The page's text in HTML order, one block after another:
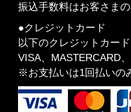
振込手数料はお客さま
●クレジットカード
以下のクレジットカー
VISA、MASTERCARD
※お支払いは1回払いの